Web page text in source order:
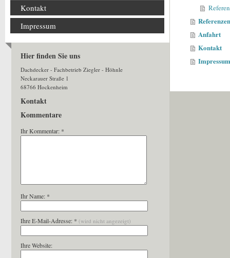
Anfahrt
Kontakt
Kontakt
Impressum
Hier finden Sie uns
Dachdecker - Fachbetrieb Ziegler - Höhnle
Neckarauer Straße 1
68766 Hockenheim
Kontakt
Kommentare
Ihr Kommentar: *
Ihr Name: *
Ihre E-Mail-Adresse: * (wird nicht angezeigt)
Ihre Website: